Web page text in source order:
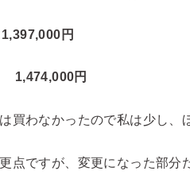
円
1,474,000円
買わなかったので私は少し、
点ですが、変更になった部分